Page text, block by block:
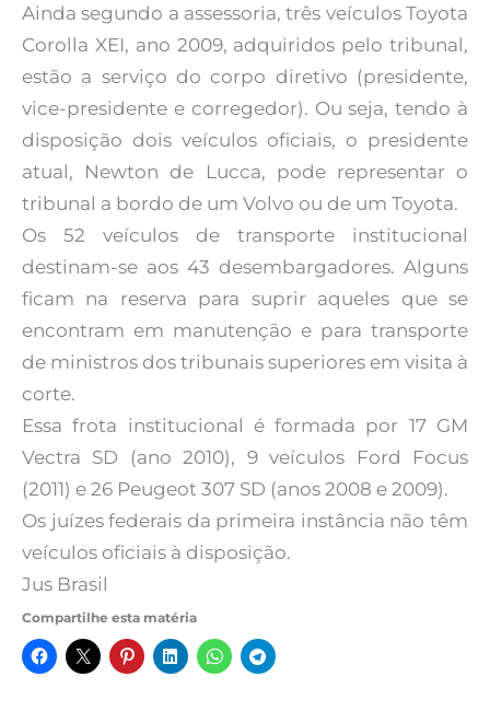
Ainda segundo a assessoria, três veículos Toyota
Corolla XEI, ano 2009, adquiridos pelo tribunal,
estão a serviço do corpo diretivo (presidente,
vice-presidente e corregedor). Ou seja, tendo à
disposição dois veículos oficiais, o presidente
atual, Newton de Lucca, pode representar o
tribunal a bordo de um Volvo ou de um Toyota.
Os 52 veículos de transporte institucional
destinam-se aos 43 desembargadores. Alguns
ficam na reserva para suprir aqueles que se
encontram em manutenção e para transporte
de ministros dos tribunais superiores em visita à
corte.
Essa frota institucional é formada por 17 GM
Vectra SD (ano 2010), 9 veículos Ford Focus
(2011) e 26 Peugeot 307 SD (anos 2008 e 2009).
Os juízes federais da primeira instância não têm
veículos oficiais à disposição.
Jus Brasil
Compartilhe esta matéria